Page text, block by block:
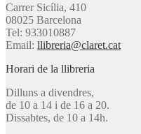
Carrer Sicília, 410
08025 Barcelona
Tel: 933010887
Email: llibreria@claret.cat
Horari de la llibreria
Dilluns a divendres,
de 10 a 14 i de 16 a 20.
Dissabtes, de 10 a 14h.